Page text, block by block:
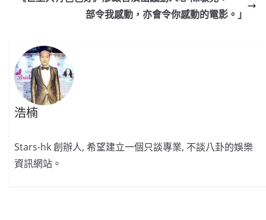
p k
部令我感動，亦會令你感動的電影。」
浩楠
Stars-hk 創辦人, 希望建立一個只談專業, 不談八卦的娛樂
資訊網站。